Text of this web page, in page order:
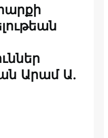
Արամ Ա.